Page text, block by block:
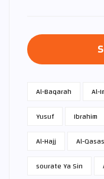
Al-Baqarah Al-
Yusuf
Ibrahim
Al-Hajj
Al-Qasas
sourate Ya Sin